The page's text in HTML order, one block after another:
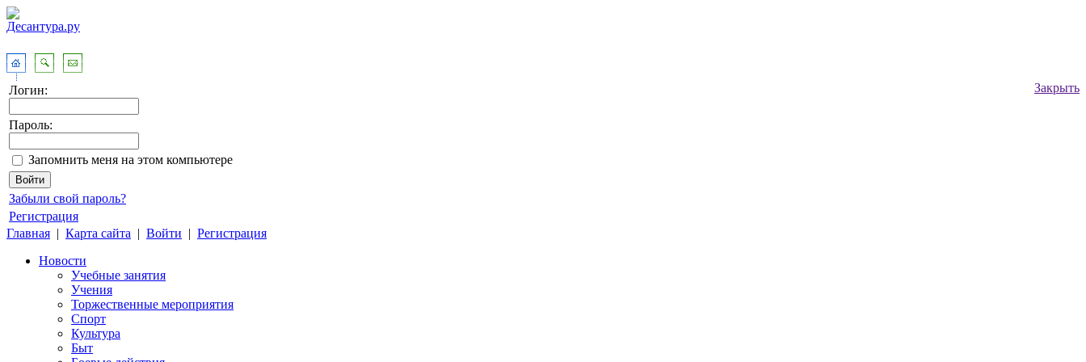
Закрыть
Логин:
Пароль:
Запомнить меня на этом компьютере
Забыли свой пароль?
Регистрация
Главная | Карта сайта | Войти | Регистрация
Новости
Учебные занятия
Учения
Торжественные мероприятия
Спорт
Культура
Быт